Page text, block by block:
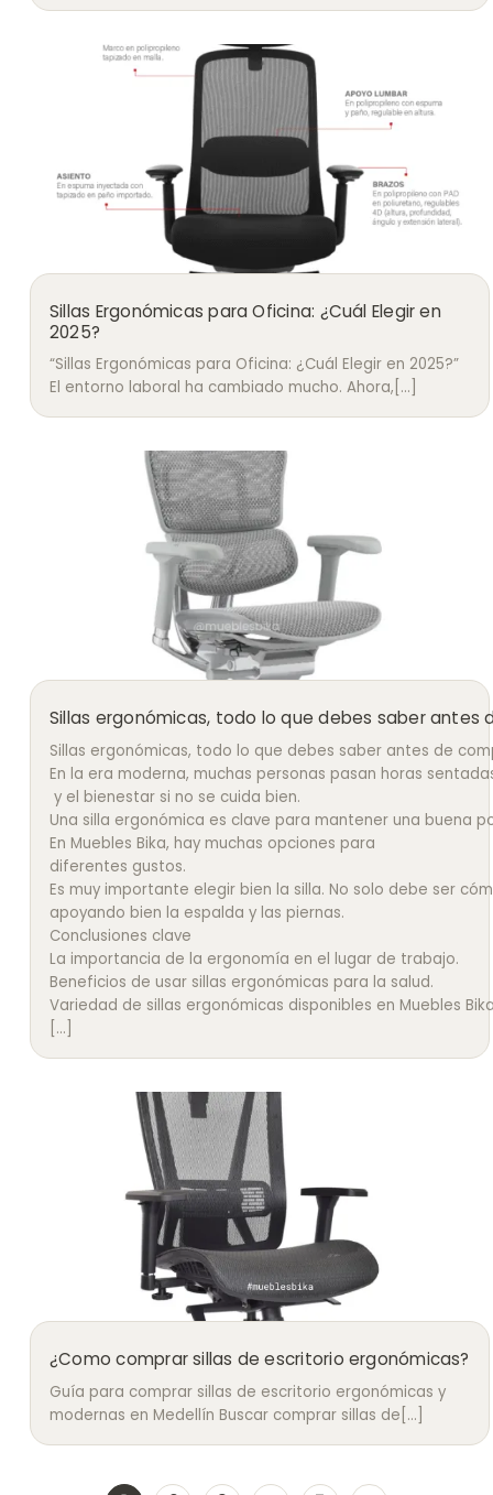
Sillas Ergonómicas para Oficina: ¿Cuál Elegir en
2025?
“Sillas Ergonómicas para Oficina: ¿Cuál Elegir en 2025?”
El entorno laboral ha cambiado mucho. Ahora,[...]
Sillas ergonómicas, todo lo que debes saber antes
Sillas ergonómicas, todo lo que debes saber antes de
En la era moderna, muchas personas pasan horas
y el bienestar si no se cuida bien.
Una silla ergonómica es clave para mantener una buena
En Muebles Bika, hay muchas opciones para
diferentes gustos.
Es muy importante elegir bien la silla. No solo debe ser
apoyando bien la espalda y las piernas.
Conclusiones clave
La importancia de la ergonomía en el lugar de trabajo.
Beneficios de usar sillas ergonómicas para la salud.
Variedad de sillas ergonómicas disponibles en Muebles
[...]
¿Como comprar sillas de escritorio ergonómicas?
Guía para comprar sillas de escritorio ergonómicas y
modernas en Medellín Buscar comprar sillas de[...]